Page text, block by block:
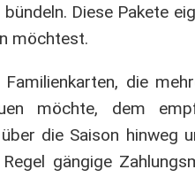
Diese Pakete
möchtest.
die
möchte, dem
die Saison hinweg
gängige